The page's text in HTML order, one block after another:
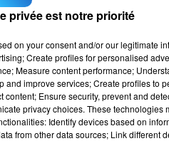
privée est notre priorité
on your consent and/or our legitimate
Create profiles for personalised
Measure content performance;
improve services; Create profiles to
Ensure security, prevent and
privacy choices. These technologies
Identify devices based on
from other data sources; Link different